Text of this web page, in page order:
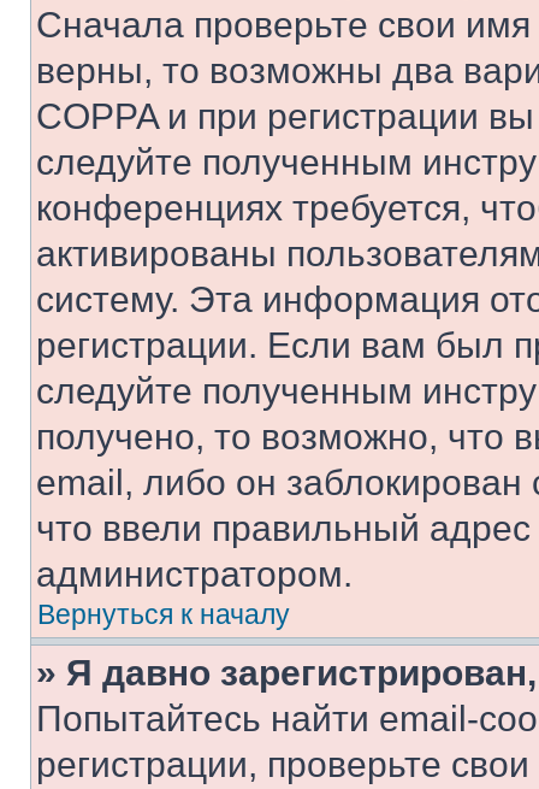
Сначала проверьте свои
верны, то возможны два
COPPA и при регистрации
следуйте полученным
конференциях требуется,
активированы
систему. Эта информация
регистрации. Если вам был
следуйте полученным
получено, то возможно, что
email, либо он
что ввели правильный адрес
администратором.
Вернуться к началу
» Я давно
Попытайтесь найти email-
регистрации, проверьте